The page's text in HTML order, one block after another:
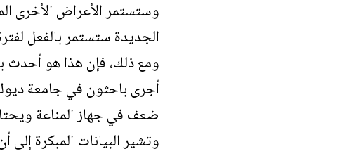
الجديدة ستستمر بالفعل
ومع ذلك، فإن هذا هو أحدث
أجرى باحثون في جامعة
ضعف في جهاز المناعة
وتشير البيانات المبكرة